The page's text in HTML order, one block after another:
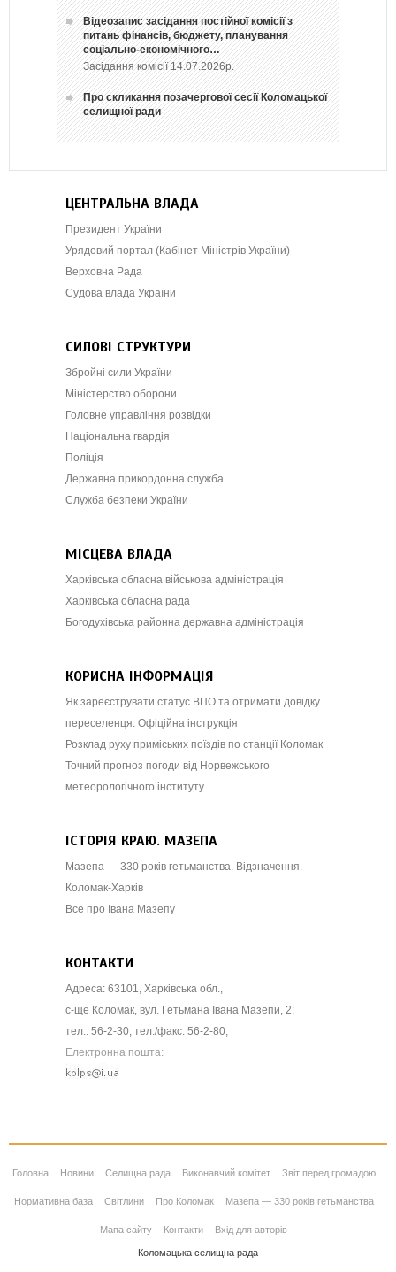
Відеозапис засідання постійної комісії з
питань фінансів, бюджету, планування
соціально-економічного…
Засідання комісії 14.07.2026р.
Про скликання позачергової сесії Коломацької
селищної ради
ЦЕНТРАЛЬНА ВЛАДА
Президент України
Урядовий портал (Кабінет Міністрів України)
Верховна Рада
Судова влада України
СИЛОВІ СТРУКТУРИ
Збройні сили України
Міністерство оборони
Головне управління розвідки
Національна гвардія
Поліція
Державна прикордонна служба
Служба безпеки України
МІСЦЕВА ВЛАДА
Харківська обласна військова адміністрація
Харківська обласна рада
Богодухівська районна державна адміністрація
КОРИСНА ІНФОРМАЦІЯ
Як зареєструвати статус ВПО та отримати довідку
переселенця. Офіційна інструкція
Розклад руху приміських поїздів по станції Коломак
Точний прогноз погоди від Норвежського
метеорологічного інституту
ІСТОРІЯ КРАЮ. МАЗЕПА
Мазепа — 330 років гетьманства. Відзначення.
Коломак-Харків
Все про Івана Мазепу
КОНТАКТИ
Адреса: 63101, Харківська обл.,
с-ще Коломак, вул. Гетьмана Івана Мазепи, 2;
тел.: 56-2-30; тел./факс: 56-2-80;
Електронна пошта:
Головна Новини Селищна рада Виконавчий комітет Звіт перед громадою
Нормативна база Світлини Про Коломак Мазепа — 330 років гетьманства
Мапа сайту Контакти Вхід для авторів
Коломацька селищна рада